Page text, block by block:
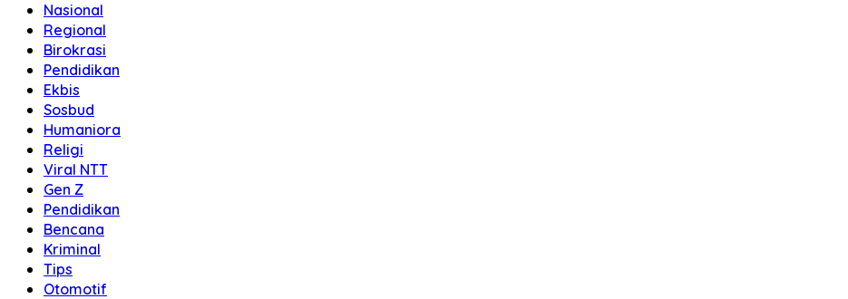
Nasional
Regional
Birokrasi
Pendidikan
Ekbis
Sosbud
Humaniora
Religi
Viral NTT
Gen Z
Pendidikan
Bencana
Kriminal
Tips
Otomotif